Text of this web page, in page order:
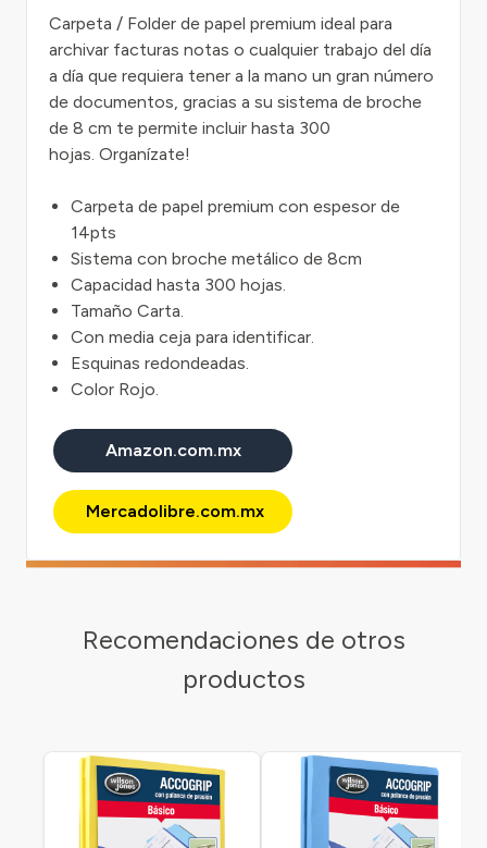
Carpeta / Folder de papel premium ideal para
archivar facturas notas o cualquier trabajo del día
a día que requiera tener a la mano un gran número
de documentos, gracias a su sistema de broche
de 8 cm te permite incluir hasta 300
hojas. Organízate!
Carpeta de papel premium con espesor de
14pts
Sistema con broche metálico de 8cm
Capacidad hasta 300 hojas.
Tamaño Carta.
Con media ceja para identificar.
Esquinas redondeadas.
Color Rojo.
Amazon.com.mx
Mercadolibre.com.mx
Recomendaciones de otros
productos